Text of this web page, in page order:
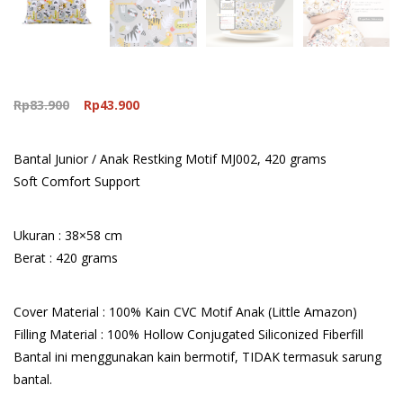
Rp83.900
Original
Rp43.900
Rp43.900.
Bantal Junior / Anak Restking Motif MJ002, 420 grams
Soft Comfort Support
Ukuran : 38×58 cm
Berat : 420 grams
Cover Material : 100% Kain CVC Motif Anak (Little Amazon)
Filling Material : 100% Hollow Conjugated Siliconized Fiberfill
Bantal ini menggunakan kain bermotif, TIDAK termasuk sarung
bantal.